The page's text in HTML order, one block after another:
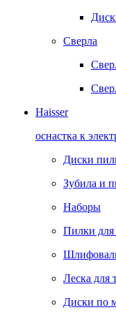
Сверла
Haisser
оснастка к
Диски
Зубила и
Наборы
Пилки для
Леска для
Диски по